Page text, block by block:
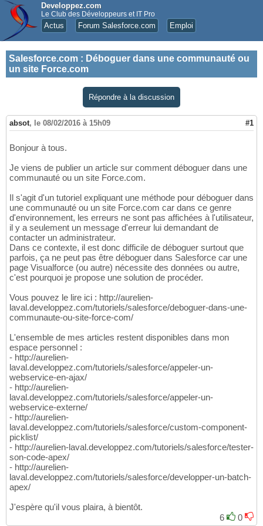
Developpez.com
Le Club des Développeurs et IT Pro
Actus Forum Salesforce.com Emploi
Salesforce.com : Déboguer dans une communauté ou
un site Force.com
Répondre à la discussion
absot, le 08/02/2016 à 15h09 #1
Bonjour à tous.
Je viens de publier un article sur comment déboguer dans une
communauté ou un site Force.com.
Il s'agit d'un tutoriel expliquant une méthode pour déboguer dans
une communauté ou un site Force.com car dans ce genre
d'environnement, les erreurs ne sont pas affichées à l'utilisateur,
il y a seulement un message d'erreur lui demandant de
contacter un administrateur.
Dans ce contexte, il est donc difficile de déboguer surtout que
parfois, ça ne peut pas être déboguer dans Salesforce car une
page Visualforce (ou autre) nécessite des données ou autre,
c'est pourquoi je propose une solution de procéder.
Vous pouvez le lire ici : http://aurelien-
laval.developpez.com/tutoriels/salesforce/deboguer-dans-une-
communaute-ou-site-force-com/
L'ensemble de mes articles restent disponibles dans mon
espace personnel :
- http://aurelien-
laval.developpez.com/tutoriels/salesforce/appeler-un-
webservice-en-ajax/
- http://aurelien-
laval.developpez.com/tutoriels/salesforce/appeler-un-
webservice-externe/
- http://aurelien-
laval.developpez.com/tutoriels/salesforce/custom-component-
picklist/
- http://aurelien-laval.developpez.com/tutoriels/salesforce/tester-
son-code-apex/
- http://aurelien-
laval.developpez.com/tutoriels/salesforce/developper-un-batch-
apex/
J'espère qu'il vous plaira, à bientôt.
6
0